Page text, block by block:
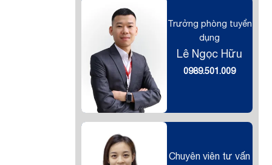
Trưởng phòng tuyển
dụng
Lê Ngọc Hữu
0989.501.009
Chuyên viên tư vấn